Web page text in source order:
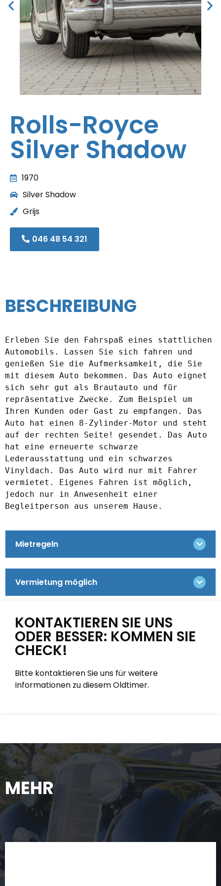
Rolls-Royce
Silver Shadow
1970
Silver Shadow
Grijs
046 48 54 321
BESCHREIBUNG
Erleben Sie den Fahrspaß eines stattlichen
Automobils. Lassen Sie sich fahren und
genießen Sie die Aufmerksamkeit, die Sie
mit diesem Auto bekommen. Das Auto eignet
sich sehr gut als Brautauto und für
repräsentative Zwecke. Zum Beispiel um
Ihren Kunden oder Gast zu empfangen. Das
Auto hat einen 8-Zylinder-Motor und steht
auf der rechten Seite! gesendet. Das Auto
hat eine erneuerte schwarze
Lederausstattung und ein schwarzes
Vinyldach. Das Auto wird nur mit Fahrer
vermietet. Eigenes Fahren ist möglich,
jedoch nur in Anwesenheit einer
Begleitperson aus unserem Hause.
Mietregeln
Vermietung möglich
KONTAKTIEREN SIE UNS
ODER BESSER: KOMMEN SIE
CHECK!
Bitte kontaktieren Sie uns für weitere
Informationen zu diesem Oldtimer.
MEHR